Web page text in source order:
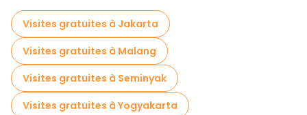
Visites gratuites à Jakarta
Visites gratuites à Malang
Visites gratuites à Seminyak
Visites gratuites à Yogyakarta